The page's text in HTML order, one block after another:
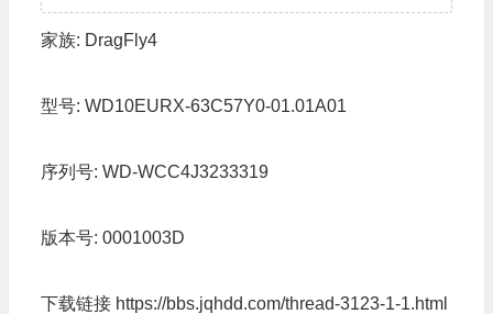
家族: DragFly4
型号: WD10EURX-63C57Y0-01.01A01
序列号: WD-WCC4J3233319
版本号: 0001003D
下载链接 https://bbs.jqhdd.com/thread-3123-1-1.html